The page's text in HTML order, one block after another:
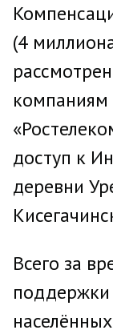
(4
компаниям
доступ к
деревни
Всего за
поддержки